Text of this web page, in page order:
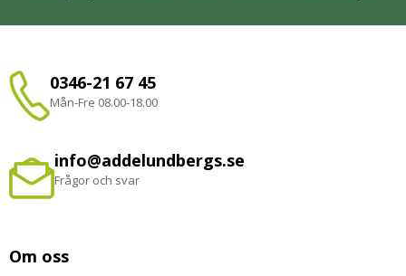
0346-21 67 45
Mån-Fre 08.00-18.00
info@addelundbergs.se
Frågor och svar
Om oss